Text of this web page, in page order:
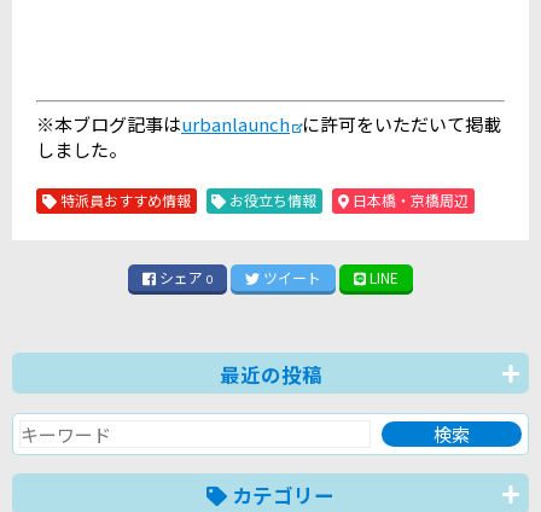
※本ブログ記事はurbanlaunch に許可をいただいて掲載
しました。
特派員おすすめ情報 お役立ち情報 日本橋・京橋周辺
シェア 0 ツイート LINE
最近の投稿
カテゴリー